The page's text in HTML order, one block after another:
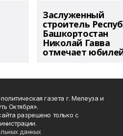
Заслуженный
строитель
Башкортостан
Николай Гавва
отмечает
газета г. Мелеуза и
Октября».
разрешено только с
данных